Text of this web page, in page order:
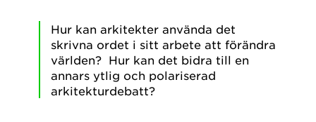
Hur kan arkitekter använda det
skrivna ordet i sitt arbete att förändra
världen? Hur kan det bidra till en
annars ytlig och polariserad
arkitekturdebatt?